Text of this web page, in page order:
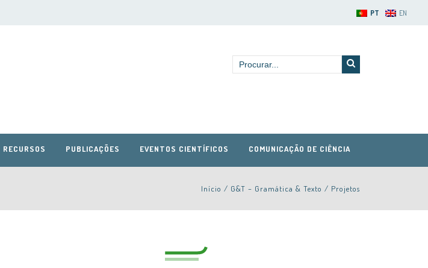
PT EN
RECURSOS PUBLICAÇÕES EVENTOS CIENTÍFICOS COMUNICAÇÃO DE CIÊNCIA
Início / G&T – Gramática & Texto / Projetos